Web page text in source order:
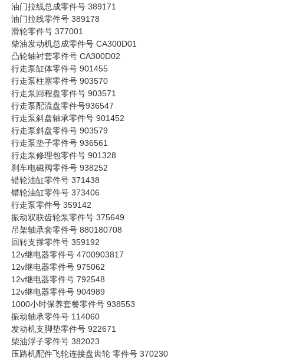
油门拉线总成零件号 389171
油门拉线零件号 389178
滑轮零件号 377001
柴油发动机总成零件号 CA300D01
凸轮轴衬套零件号 CA300D02
行走泵缸体零件号 901455
行走泵柱塞零件号 903570
行走泵回程盘零件号 903571
行走泵配流盘零件号936547
行走泵斜盘轴承零件号 901452
行走泵斜盘零件号 903579
行走泵垫子零件号 936561
行走泵修理包零件号 901328
刹车电磁阀零件号 938252
错轮油缸零件号 371438
错轮油缸零件号 373406
行走泵零件号 359142
振动双联齿轮泵零件号 375649
吊架轴承套零件号 880180708
回转支撑零件号 359192
12v继电器零件号 4700903817
12v继电器零件号 975062
12v继电器零件号 792548
12v继电器零件号 904989
1000小时保养套餐零件号 938553
振动轴承零件号 114060
发动机支脚垫零件号 922671
柴油浮子零件号 382023
压路机配件飞轮连接盘齿轮 零件号 370230